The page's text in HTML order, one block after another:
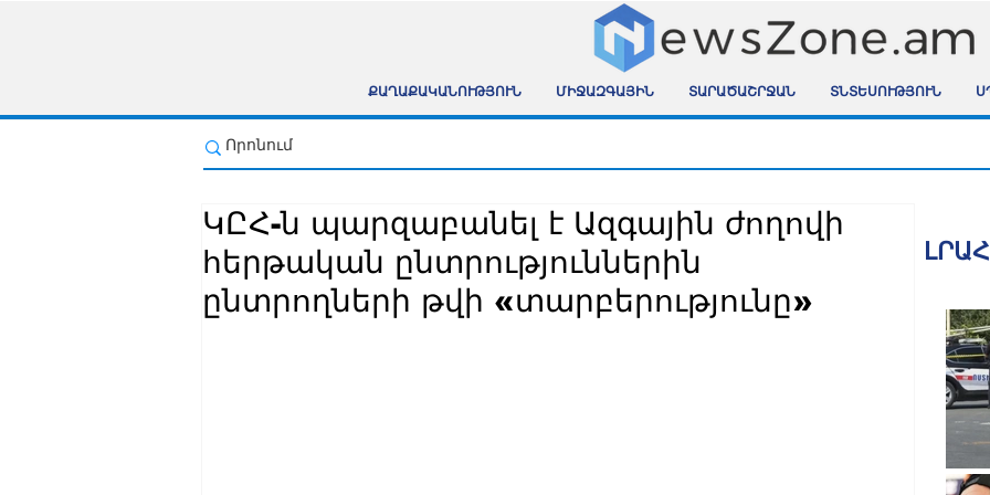
ՔԱՂԱՔԱԿԱՆՈՒԹՅՈՒՆ ՄԻՋԱԶԳԱՅԻՆ ՏԱՐԱԾԱՇՐՋԱՆ ՏՆՏԵՍՈՒԹՅՈՒՆ
ԿԸՀ-ն պարզաբանել է Ազգային ժողովի
հերթական ընտրություններին
ընտրողների թվի «տարբերությունը»